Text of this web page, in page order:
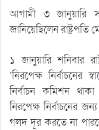
আগামী ৩ জানুয়ারি
জানিয়েছিলেন
১ জানুয়ারি শনিবার
‘নিরপেক্ষ নির্বাচনের
নির্বাচন কমিশন
নিরপেক্ষ নির্বাচনের
গলদ দূর করতে না